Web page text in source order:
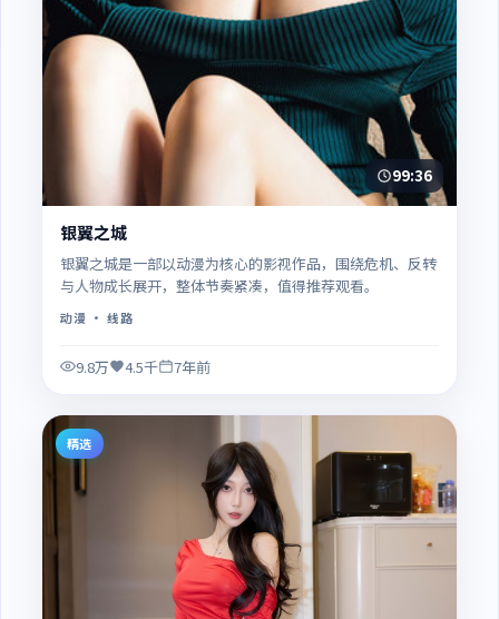
99:36
银翼之城
银翼之城是一部以动漫为核心的影视作品，围绕危机、反转
与人物成长展开，整体节奏紧凑，值得推荐观看。
动漫 · 线路
9.8万 4.5千 7年前
精选